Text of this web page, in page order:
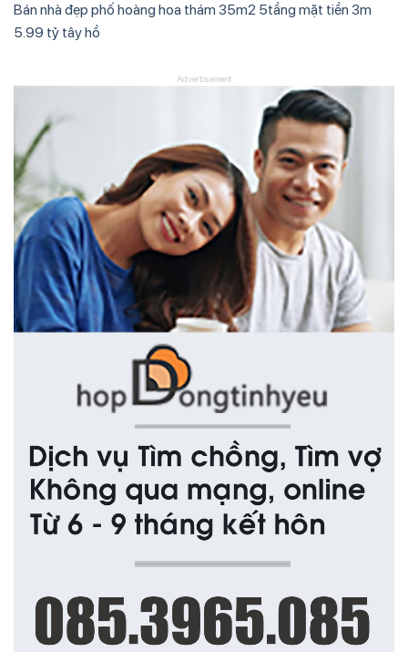
Bán nhà đẹp phố hoàng hoa thám 35m2 5tầng mặt tiền 3m
5.99 tỷ tây hồ
Advertisement